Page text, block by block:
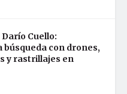
Cuello:
con drones,
y rastrillajes en